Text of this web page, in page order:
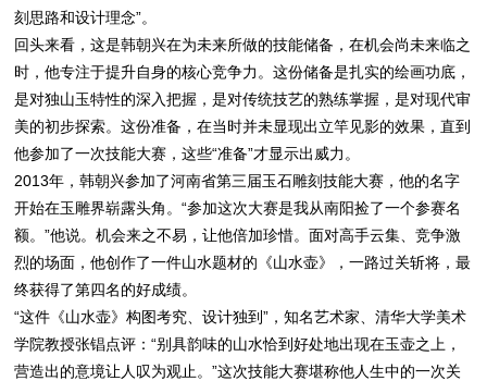
刻思路和设计理念”。
回头来看，这是韩朝兴在为未来所做的技能储备，在机会尚未来临之
时，他专注于提升自身的核心竞争力。这份储备是扎实的绘画功底，
是对独山玉特性的深入把握，是对传统技艺的熟练掌握，是对现代审
美的初步探索。这份准备，在当时并未显现出立竿见影的效果，直到
他参加了一次技能大赛，这些“准备”才显示出威力。
2013年，韩朝兴参加了河南省第三届玉石雕刻技能大赛，他的名字
开始在玉雕界崭露头角。“参加这次大赛是我从南阳捡了一个参赛名
额。”他说。机会来之不易，让他倍加珍惜。面对高手云集、竞争激
烈的场面，他创作了一件山水题材的《山水壶》，一路过关斩将，最
终获得了第四名的好成绩。
“这件《山水壶》构图考究、设计独到”，知名艺术家、清华大学美术
学院教授张锠点评：“别具韵味的山水恰到好处地出现在玉壶之上，
营造出的意境让人叹为观止。”这次技能大赛堪称他人生中的一次关